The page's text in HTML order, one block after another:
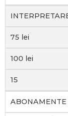
75 lei
100 lei
15
ABONAMENTE